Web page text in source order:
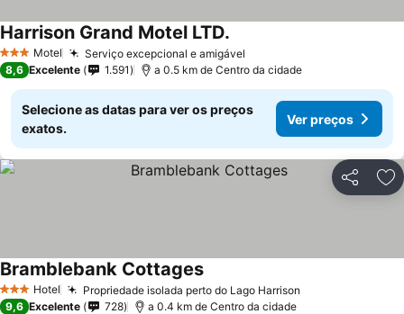
3 EstrelasMotel Serviço excepcional e amigável
Harrison Grand Motel LTD.
8,6 Excelente 1.591 a 0.5 km de Centro da cidade
Selecione as datas para ver os preços
exatos.
Ver preços
Partilhar
3 EstrelasHotel Propriedade isolada perto do Lago Harrison
Bramblebank Cottages
9,6 Excelente 728 a 0.4 km de Centro da cidade